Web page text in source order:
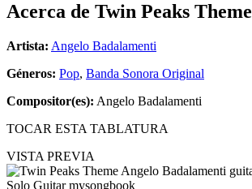
Acerca de Twin Peaks Theme
Artista: Angelo Badalamenti
Géneros: Pop, Banda Sonora Original
Compositor(es): Angelo Badalamenti
TOCAR ESTA TABLATURA
VISTA PREVIA